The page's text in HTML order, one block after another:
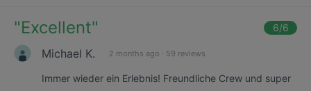
"Excellent" 6/6
Michael K. 2 months ago · 59 reviews
Immer wieder ein Erlebnis! Freundliche Crew und super